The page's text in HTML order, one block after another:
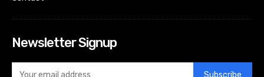
Newsletter Signup
Subscribe